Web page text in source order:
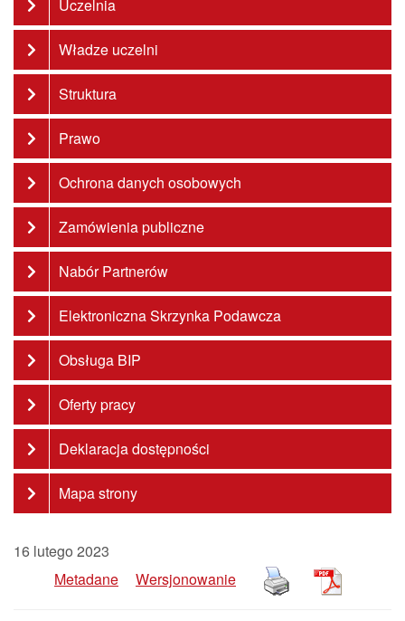
Uczelnia
Władze uczelni
Struktura
Prawo
Ochrona danych osobowych
Zamówienia publiczne
Nabór Partnerów
Elektroniczna Skrzynka Podawcza
Obsługa BIP
Oferty pracy
Deklaracja dostępności
Mapa strony
16 lutego 2023
Metadane
Wersjonowanie